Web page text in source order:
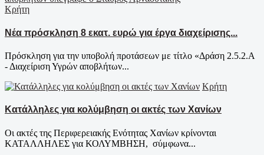
Κρήτη
Νέα πρόσκληση 8 εκατ. ευρώ για έργα διαχείρισης...
Πρόσκληση για την υποβολή προτάσεων με τίτλο «Δράση 2.5.2.Α
- Διαχείριση Υγρών αποβλήτων...
Κρήτη
Κατάλληλες για κολύμβηση οι ακτές των Χανίων
Οι ακτές της Περιφερειακής Ενότητας Χανίων κρίνονται
ΚΑΤΑΛΛΗΛΕΣ για ΚΟΛΥΜΒΗΣΗ, σύμφωνα...